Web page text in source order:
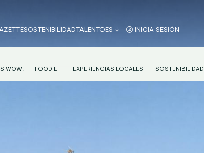
SOSTENIBILIDADTALENTOES INICIA SESIÓN
WOW!
FOODIE
DESAYUNO CONTINENTAL EN VALENCIA
EXPERIENCIAS LOCALES SOSTENIBILIDAD